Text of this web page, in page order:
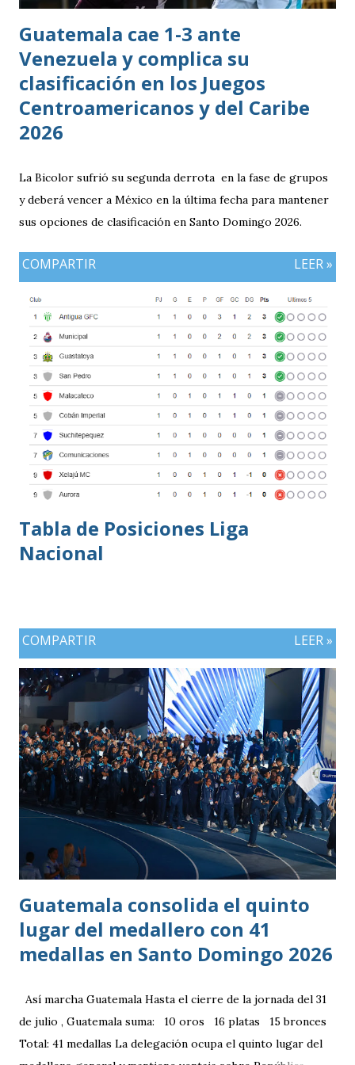
Guatemala cae 1-3 ante
Venezuela y complica su
clasificación en los Juegos
Centroamericanos y del Caribe
2026
La Bicolor sufrió su segunda derrota en la fase de grupos
y deberá vencer a México en la última fecha para mantener
sus opciones de clasificación en Santo Domingo 2026.
COMPARTIR LEER »
Tabla de Posiciones Liga
Nacional
COMPARTIR LEER »
Guatemala consolida el quinto
lugar del medallero con 41
medallas en Santo Domingo 2026
Así marcha Guatemala Hasta el cierre de la jornada del 31
de julio , Guatemala suma: 10 oros 16 platas 15 bronces
Total: 41 medallas La delegación ocupa el quinto lugar del